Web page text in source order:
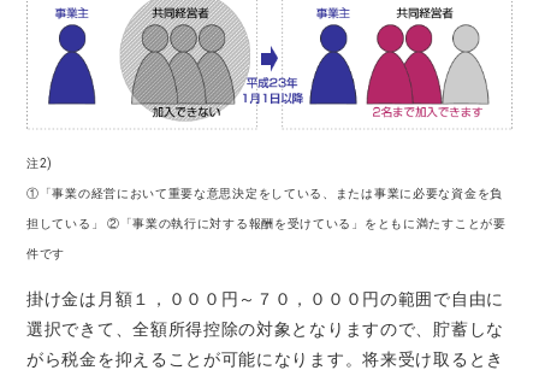
注2)
①「事業の経営において重要な意思決定をしている、または事業に必要な資金を負
担している」 ②「事業の執行に対する報酬を受けている」をともに満たすことが要
件です
掛け金は月額１，０００円～７０，０００円の範囲で自由に
選択できて、全額所得控除の対象となりますので、貯蓄しな
がら税金を抑えることが可能になります。将来受け取るとき